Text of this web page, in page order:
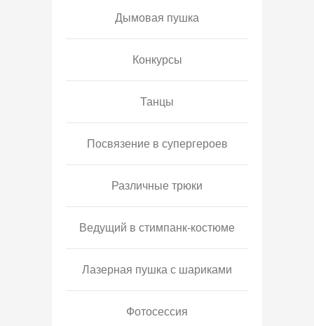
Дымовая пушка
Конкурсы
Танцы
Посвязение в супергероев
Различные трюки
Ведущий в стимпанк-костюме
Лазерная пушка с шариками
Фотосессия